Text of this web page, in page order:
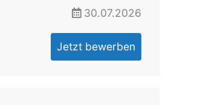
30.07.2026
Jetzt bewerben